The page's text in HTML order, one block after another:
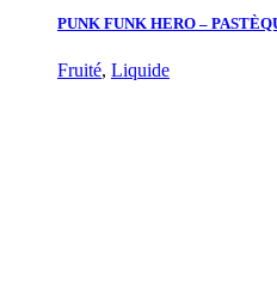
PUNK FUNK HERO –
Fruité, Liquide